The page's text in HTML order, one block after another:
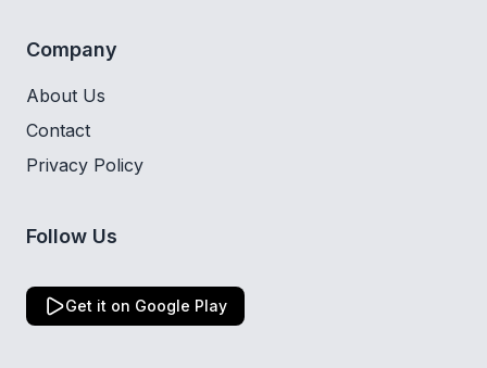
Company
About Us
Contact
Privacy Policy
Follow Us
Get it on Google Play